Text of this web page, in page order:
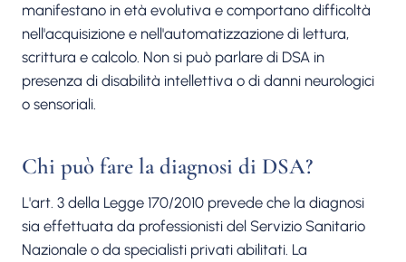
manifestano in età evolutiva e comportano difficoltà
nell'acquisizione e nell'automatizzazione di lettura,
scrittura e calcolo. Non si può parlare di DSA in
presenza di disabilità intellettiva o di danni neurologici
o sensoriali.
Chi può fare la diagnosi di DSA?
L'art. 3 della Legge 170/2010 prevede che la diagnosi
sia effettuata da professionisti del Servizio Sanitario
Nazionale o da specialisti privati abilitati. La